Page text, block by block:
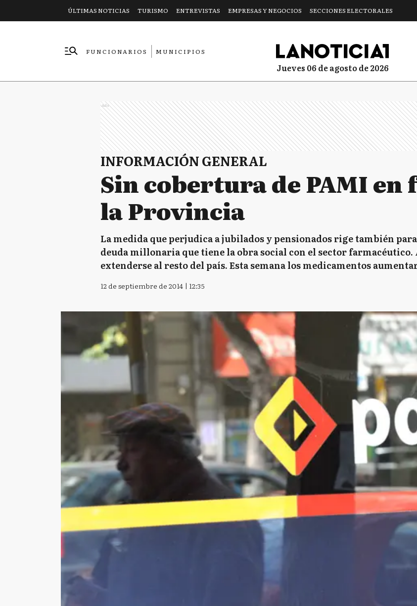
ÚLTIMAS NOTICIAS TURISMO ENTREVISTAS EMPRESAS Y NEGOCIOS SECCIONES ELECTORALES
FUNCIONARIOS
MUNICIPIOS
jueves 06 de agosto de 2026
Ads
INFORMACIÓN GENERAL
Sin cobertura de PAMI en
la Provincia
La medida que perjudica a jubilados y pensionados rige también
deuda millonaria que tiene la obra social con el sector
extenderse al resto del país. Esta semana los medicamentos
12 de septiembre de 2014 | 12:35